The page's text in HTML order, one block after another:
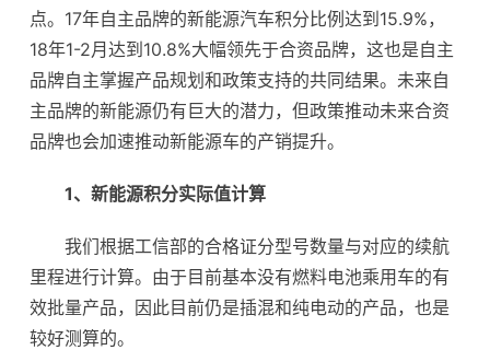
点。17年自主品牌的新能源汽车积分比例达到15.9%，
18年1-2月达到10.8%大幅领先于合资品牌，这也是自主
品牌自主掌握产品规划和政策支持的共同结果。未来自
主品牌的新能源仍有巨大的潜力，但政策推动未来合资
品牌也会加速推动新能源车的产销提升。
1、新能源积分实际值计算
我们根据工信部的合格证分型号数量与对应的续航
里程进行计算。由于目前基本没有燃料电池乘用车的有
效批量产品，因此目前仍是插混和纯电动的产品，也是
较好测算的。